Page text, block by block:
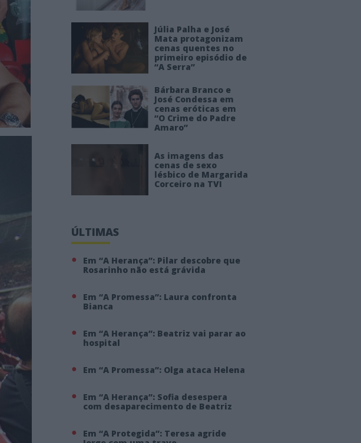
Júlia Palha e José
Mata protagonizam
cenas quentes no
primeiro episódio de
“A Serra”
Bárbara Branco e
José Condessa em
cenas eróticas em
“O Crime do Padre
Amaro”
As imagens das
cenas de sexo
lésbico de Margarida
Corceiro na TVI
ÚLTIMAS
Em “A Herança”: Pilar descobre que
Rosarinho não está grávida
Em “A Promessa”: Laura confronta
Bianca
Em “A Herança”: Beatriz vai parar ao
hospital
Em “A Promessa”: Olga ataca Helena
Em “A Herança”: Sofia desespera
com desaparecimento de Beatriz
Em “A Protegida”: Teresa agride